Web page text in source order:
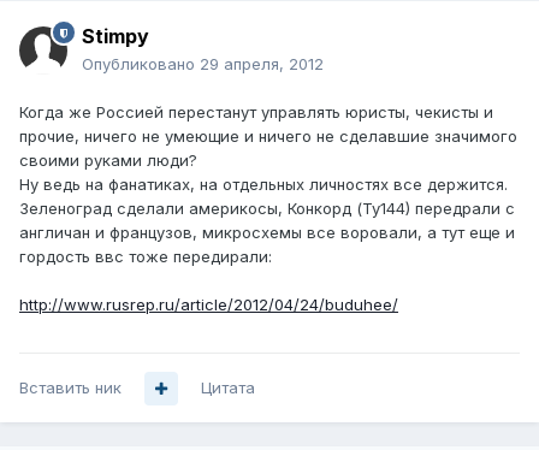
Stimpy
Опубликовано 29 апреля, 2012
Когда же Россией перестанут управлять юристы, чекисты и
прочие, ничего не умеющие и ничего не сделавшие значимого
своими руками люди?
Ну ведь на фанатиках, на отдельных личностях все держится.
Зеленоград сделали америкосы, Конкорд (Ту144) передрали с
англичан и французов, микросхемы все воровали, а тут еще и
гордость ввс тоже передирали:
http://www.rusrep.ru/article/2012/04/24/buduhee/
Вставить ник Цитата